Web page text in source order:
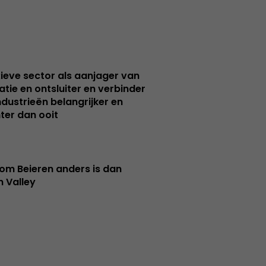
sector als aanjager van
en ontsluiter en verbinder
belangrijker en
dan ooit
Beieren anders is dan
Valley